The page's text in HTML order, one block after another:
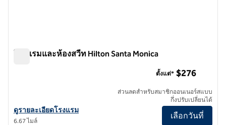
โรงแรมและห้องสวีท Hilton Santa Monica
ดูรายละเอียดโรงแรม Hilton Santa Monica Hotel & Suites
ดูรายละเอียดโรงแรม
6.67 ไมล์
ตั้งแต่* $276
ส่วนลดสําหรับสมาชิกออนเนอร์สแบบ
กึ่งปรับเปลี่ยนได้
เลือกวันที่